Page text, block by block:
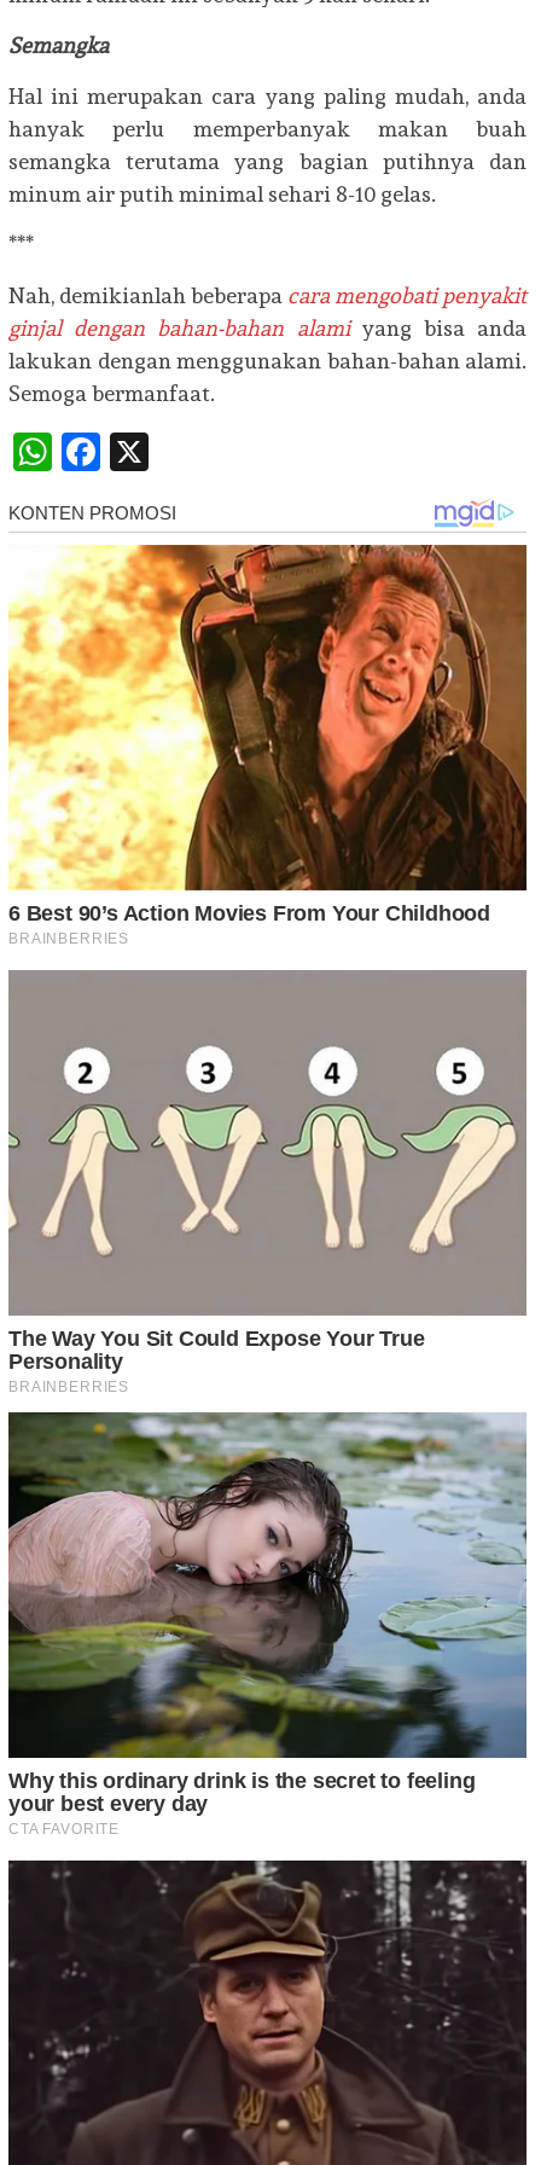
Semangka
Hal ini merupakan cara yang paling mudah, anda
hanyak perlu memperbanyak makan buah
semangka terutama yang bagian putihnya dan
minum air putih minimal sehari 8-10 gelas.
***
Nah, demikianlah beberapa cara mengobati penyakit
ginjal dengan bahan-bahan alamiyang bisa anda
lakukan dengan menggunakan bahan-bahan alami.
Semoga bermanfaat.
WhatsApp
Facebook